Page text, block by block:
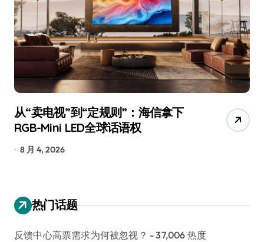
追觅、石头科技注意：你们的扫地机
已被美国认定为“战略武器”
7 月 30, 2026
热门话题
反馈中心高票需求为何被忽视？ - 37,006 热度